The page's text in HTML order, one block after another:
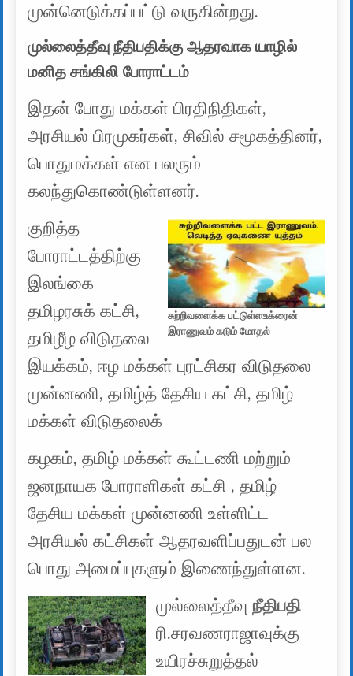
முன்னெடுக்கப்பட்டு வருகின்றது.
முல்லைத்தீவு நீதிபதிக்கு ஆதரவாக யாழில்
மனித சங்கிலி போராட்டம்
இதன் போது மக்கள் பிரதிநிதிகள்,
அரசியல் பிரமுகர்கள், சிவில் சமூகத்தினர்,
பொதுமக்கள் என பலரும்
கலந்துகொண்டுள்ளனர்.
சுற்றிவளைக்க பட்டுள்ளஉக்ரைன்
இராணுவம் கடும் மோதல்
குறித்த
போராட்டத்திற்கு
இலங்கை
தமிழரசுக் கட்சி,
தமிழீழ விடுதலை
இயக்கம், ஈழ மக்கள் புரட்சிகர விடுதலை
முன்னணி, தமிழ்த் தேசிய கட்சி, தமிழ்
மக்கள் விடுதலைக்
கழகம், தமிழ் மக்கள் கூட்டணி மற்றும்
ஜனநாயக போராளிகள் கட்சி , தமிழ்
தேசிய மக்கள் முன்னணி உள்ளிட்ட
அரசியல் கட்சிகள் ஆதரவளிப்பதுடன் பல
பொது அமைப்புகளும் இணைந்துள்ளன.
முல்லைத்தீவு நீதிபதி
ரி.சரவணராஜாவுக்கு
உயிரச்சுறுத்தல்